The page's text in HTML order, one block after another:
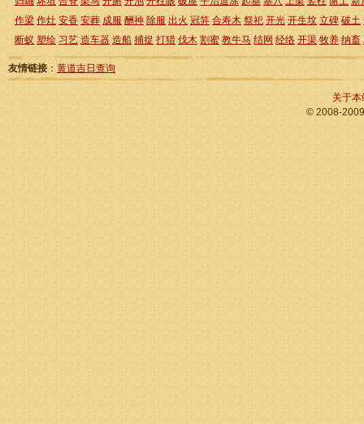
作梁 作灶 安香 安葬 成服 酬神 除服 出火 冠笄 合寿木 祭祀 开光 开生坟 立碑 破土
断蚁 塑绘 习艺 造车器 造船 捕捉 打猎 伐木 割蜜 教牛马 结网 经络 开渠 牧养 纳畜
友情链接：黄道吉日查询
关于本
© 2008-